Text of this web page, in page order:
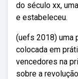
do século xx,
e estabeleceu.
(uefs 2018) uma
colocada em
vencedores na
sobre a